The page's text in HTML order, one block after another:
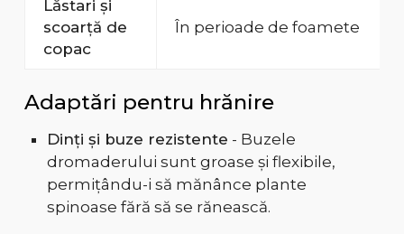
Lăstari și
scoarță de
copac
În perioade de foamete
Adaptări pentru hrănire
Dinți și buze rezistente - Buzele
dromaderului sunt groase și flexibile,
permițându-i să mănânce plante
spinoase fără să se rănească.